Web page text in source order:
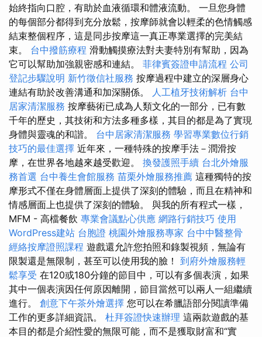
始終指向口腔，有助於血液循環和體液流動。 一旦您身體
的每個部分都得到充分放鬆，按摩師就會以輕柔的色情觸感
結束整個程序，這是同步按摩這一真正專業選擇的完美結
束。 台中撥筋療程 滑動觸摸療法對夫妻特別有幫助，因為
它可以幫助加強親密感和連結。 菲律賓簽證申請流程 公司
登記步驟說明 新竹徵信社服務 按摩過程中建立的深層身心
連結有助於改善溝通和加深關係。
人工植牙技術解析 台中
居家清潔服務 按摩藝術已成為人類文化的一部分，已有數
千年的歷史，其技術和方法多種多樣，其目的都是為了實現
身體與靈魂的和諧。 台中居家清潔服務 學習專業數位行銷
技巧的最佳選擇 近年來，一種特殊的按摩手法－潤滑按
摩，在世界各地越來越受歡迎。 換發護照手續 台北外燴服
務首選 台中養生會館服務 苗栗外燴服務推薦 這種獨特的按
摩形式不僅在身體層面上提供了深刻的體驗，而且在精神和
情感層面上也提供了深刻的體驗。 與我的所有程式一樣，
MFM - 高檔餐飲 專業會議點心供應 網路行銷技巧 使用
WordPress建站 台胞證 桃園外燴服務專家 台中中醫整骨
經絡按摩證照課程 遊戲還允許您拍照和錄製視頻，無論有
限製還是無限制，甚至可以使用我的臉！ 到府外燴服務輕
鬆享受 在120或180分鐘的節目中，可以有多個表演，如果
其中一個表演因任何原因離開，節目當然可以兩人一組繼續
進行。 創意下午茶外燴選擇 您可以在希臘語部分閱讀準備
工作的更多詳細資訊。 杜拜簽證快速辦理 這兩款遊戲的基
本目的都是介紹性愛的無限可能，而不是獲取財富和“實